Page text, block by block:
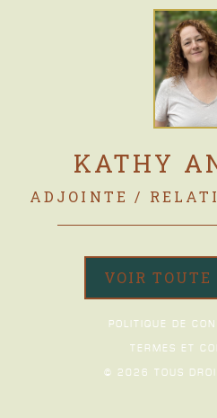
KATHY
ADJOINTE /
VOIR TOUTE
POLITIQUE DE
TERMES ET
© 2026 TOUS